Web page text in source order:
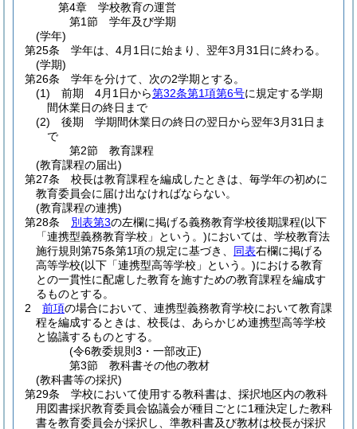
第4章
学校教育の運営
第1節
学年及び学期
(学年)
第25条
学年は、4月1日に始まり、翌年3月31日に終わる。
(学期)
第26条
学年を分けて、次の2学期とする。
(1)
前期 4月1日から第32条第1項第6号に規定する学期
間休業日の終日まで
(2)
後期 学期間休業日の終日の翌日から翌年3月31日ま
で
第2節
教育課程
(教育課程の届出)
第27条
校長は教育課程を編成したときは、毎学年の初めに
教育委員会に届け出なければならない。
(教育課程の連携)
第28条
別表第3の左欄に掲げる義務教育学校後期課程(以下
「連携型義務教育学校」という。)においては、学校教育法
施行規則第75条第1項の規定に基づき、 同表右欄に掲げる
高等学校(以下「連携型高等学校」という。)における教育
との一貫性に配慮した教育を施すための教育課程を編成す
るものとする。
2
前項の場合において、連携型義務教育学校において教育課
程を編成するときは、校長は、あらかじめ連携型高等学校
と協議するものとする。
(令6教委規則3・一部改正)
第3節
教科書その他の教材
(教科書等の採択)
第29条
学校において使用する教科書は、採択地区内の教科
用図書採択教育委員会協議会が種目ごとに1種決定した教科
書を教育委員会が採択し、準教科書及び教材は校長が採択